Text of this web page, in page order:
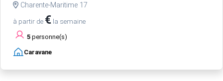
Charente-Maritime 17
à partir de € la semaine
5 personne(s)
Caravane